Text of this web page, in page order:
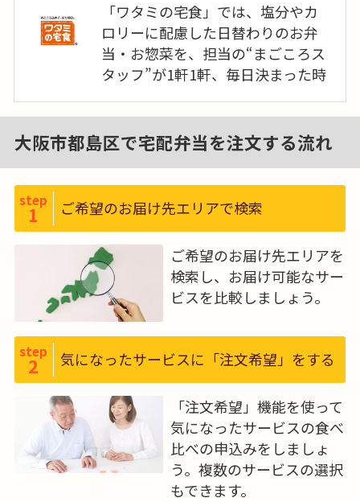
尽くしてまいります。
「ワタミの宅食」では、塩分やカ
ロリーに配慮した日替わりのお弁
当・お惣菜を、担当の“まごころス
タッフ”が1軒1軒、毎日決まった時
しています。“まごころスタッフ”か
ら直接「手渡し」することで、お客
さまとのふれあいやコミュニケー
ます。毎日の食事にお困りの高齢者
の方にお食事をお届けする一方で、
まだまだ働きたいとお考えの元気
な高齢者の方にも私たちの事業に
参画していただき、一緒に高齢者の
方を支えていきたいと考えていま
す。
大阪市都島区で宅配弁当を注文する流れ
step
1 ご希望のお届け先エリアで検索
ご希望のお届け先エリアを
検索し、お届け可能なサー
ビスを比較しましょう。
step
2 気になったサービスに「注文希望」をする
「注文希望」機能を使って
気になったサービスの食べ
比べの申込みをしましょ
う。複数のサービスの選択
もできます。